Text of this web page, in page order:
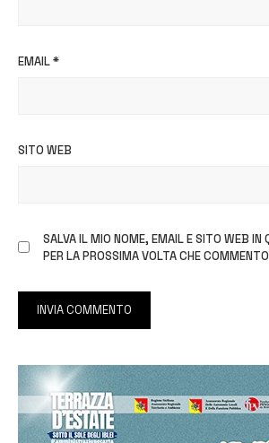
EMAIL*
SITO WEB
SALVA IL MIO NOME, EMAIL E SITO WEB IN
PER LA PROSSIMA VOLTA CHE